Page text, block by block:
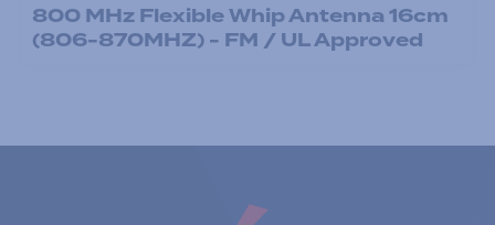
800 MHz Flexible Whip Antenna 16cm
(806-870MHZ) - FM / UL Approved